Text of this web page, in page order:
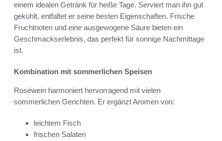
einem idealen Getränk für heiße Tage. Serviert man ihn gut
gekühlt, entfaltet er seine besten Eigenschaften. Frische
Fruchtnoten und eine ausgewogene Säure bieten ein
Geschmackserlebnis, das perfekt für sonnige Nachmittage
ist.
Kombination mit sommerlichen Speisen
Roséwein harmoniert hervorragend mit vielen
sommerlichen Gerichten. Er ergänzt Aromen von:
leichtem Fisch
frischen Salaten